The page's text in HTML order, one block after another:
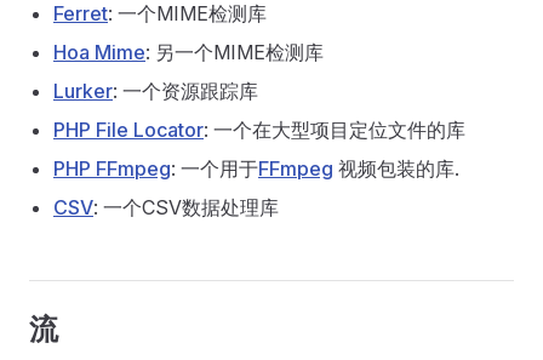
Ferret: 一个MIME检测库
Hoa Mime: 另一个MIME检测库
Lurker: 一个资源跟踪库
PHP File Locator: 一个在大型项目定位文件的库
PHP FFmpeg: 一个用于FFmpeg 视频包装的库.
CSV: 一个CSV数据处理库
流